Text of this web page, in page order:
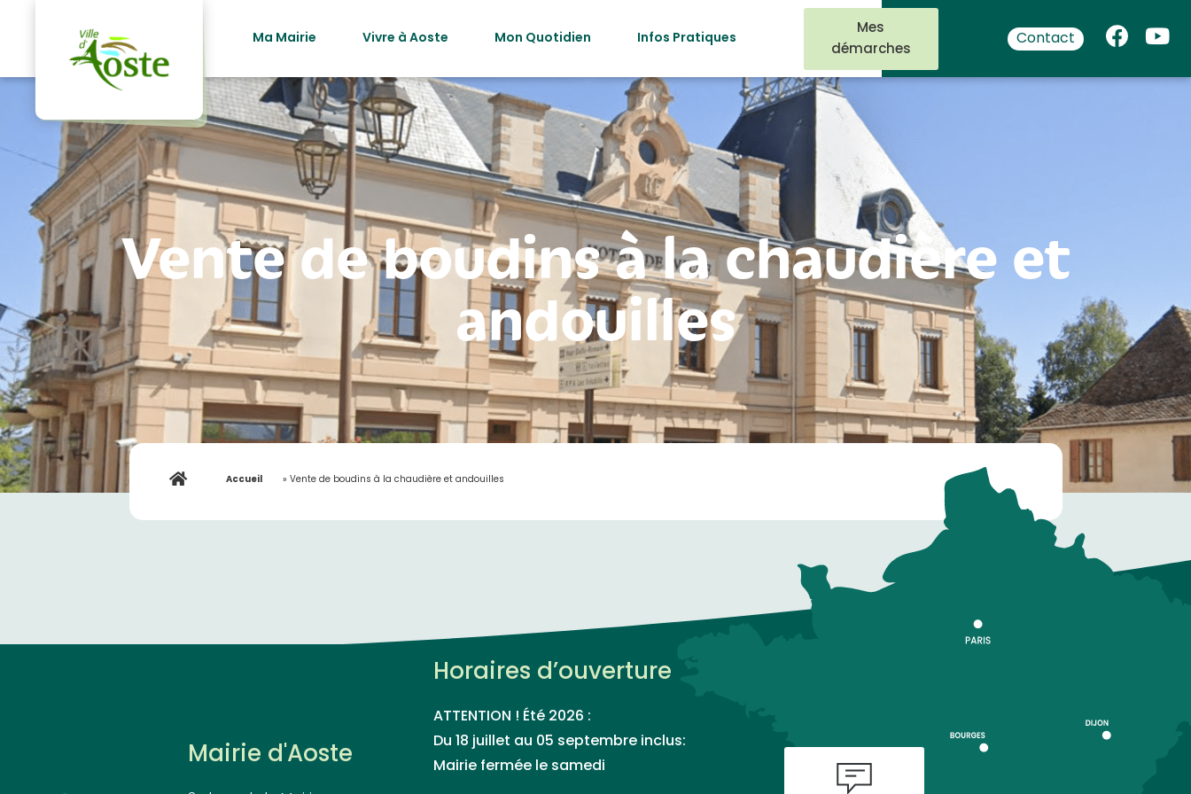
Ma Mairie
Vivre à Aoste Mon Quotidien Infos Pratiques
Mes
démarches
Contact
Vente de boudins à la chaudière et
andouilles
Accueil » Vente de boudins à la chaudière et andouilles
Mairie d'Aoste
Horaires d’ouverture
ATTENTION ! Été 2026 :
Du 18 juillet au 05 septembre inclus:
Mairie fermée le samedi